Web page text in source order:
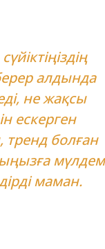
алдында
не жақсы
ескерген
тренд болған
мүлдем
маман.